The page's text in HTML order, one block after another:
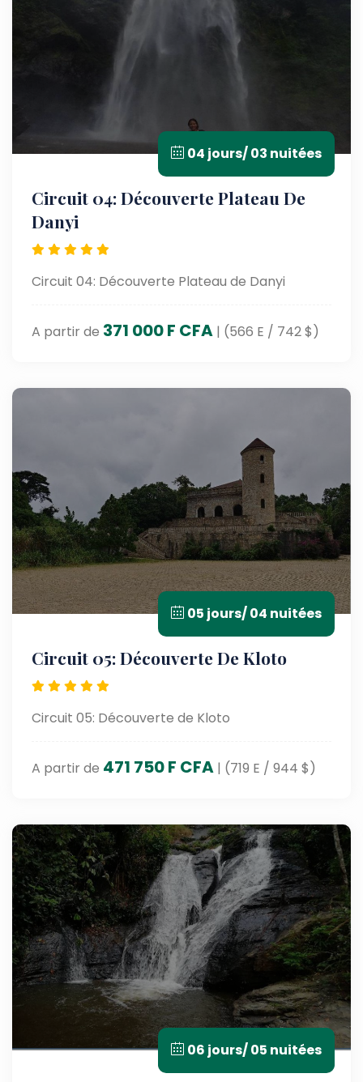
04 jours/ 03 nuitées
Circuit 04: Découverte Plateau De
Danyi
Circuit 04: Découverte Plateau de Danyi
A partir de 371 000 F CFA | (566 E / 742 $)
05 jours/ 04 nuitées
Circuit 05: Découverte De Kloto
Circuit 05: Découverte de Kloto
A partir de 471 750 F CFA | (719 E / 944 $)
06 jours/ 05 nuitées